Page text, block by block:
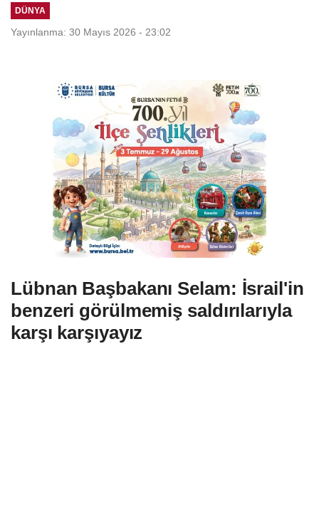
DÜNYA
Yayınlanma: 30 Mayıs 2026 - 23:02
Lübnan Başbakanı Selam: İsrail'in
benzeri görülmemiş saldırılarıyla
karşı karşıyayız